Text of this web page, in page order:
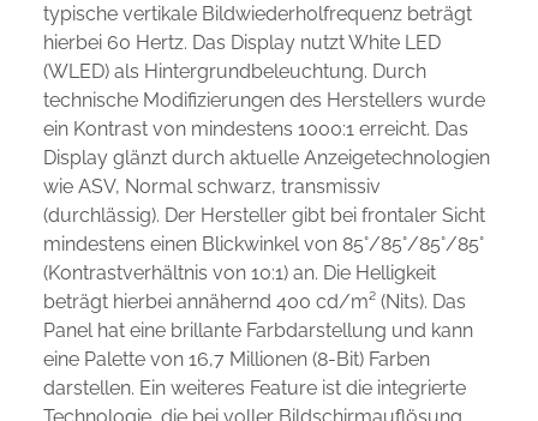
typische vertikale Bildwiederholfrequenz beträgt
hierbei 60 Hertz. Das Display nutzt White LED
(WLED) als Hintergrundbeleuchtung. Durch
technische Modifizierungen des Herstellers wurde
ein Kontrast von mindestens 1000:1 erreicht. Das
Display glänzt durch aktuelle Anzeigetechnologien
wie ASV, Normal schwarz, transmissiv
(durchlässig). Der Hersteller gibt bei frontaler Sicht
mindestens einen Blickwinkel von 85°/85°/85°/85°
(Kontrastverhältnis von 10:1) an. Die Helligkeit
beträgt hierbei annähernd 400 cd/m² (Nits). Das
Panel hat eine brillante Farbdarstellung und kann
eine Palette von 16,7 Millionen (8-Bit) Farben
darstellen. Ein weiteres Feature ist die integrierte